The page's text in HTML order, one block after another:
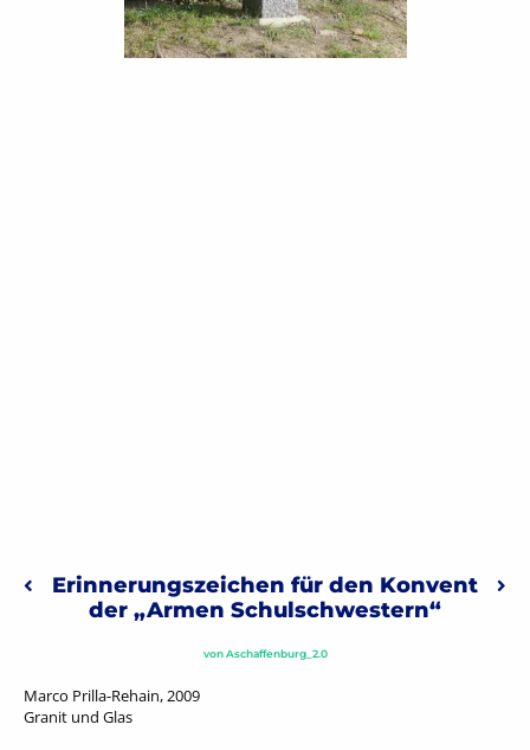
Beitragsnavigation
Vorheriger: Hexenmahnmal: Malleus Maleficarum
Erinnerungszeichen für den Konvent
der „Armen Schulschwestern“
vonAschaffenburg_2.0
Marco Prilla-Rehain, 2009
Granit und Glas